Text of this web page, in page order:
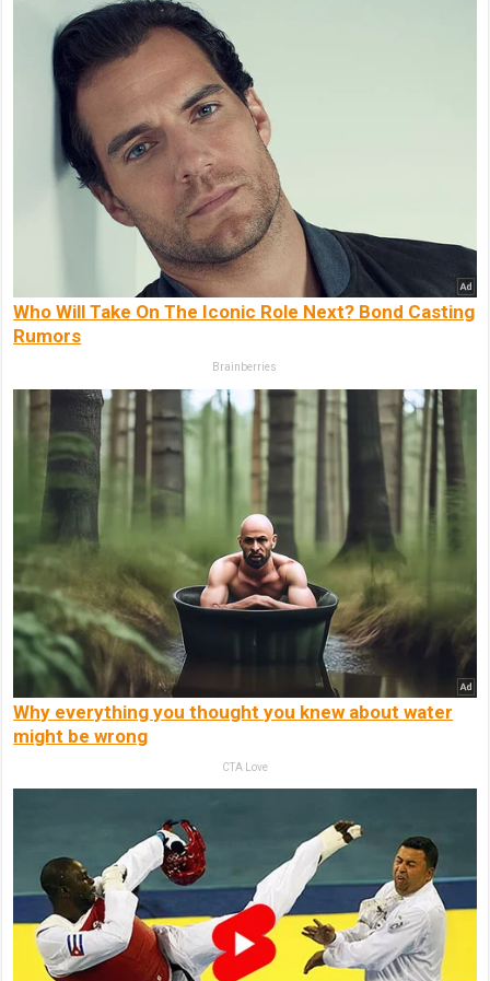
Who Will Take On The Iconic Role Next? Bond Casting
Rumors
Brainberries
Why everything you thought you knew about water
might be wrong
CTA Love